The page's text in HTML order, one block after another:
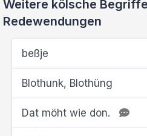
Weitere kölsche
Redewendungen
beßje
Blothunk, Blothüng
Dat möht wie don.